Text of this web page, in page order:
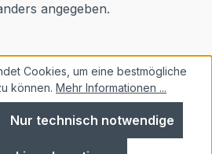
angegeben.
Cookies, um eine bestmögliche
können. Mehr Informationen ...
Nur technisch notwendige